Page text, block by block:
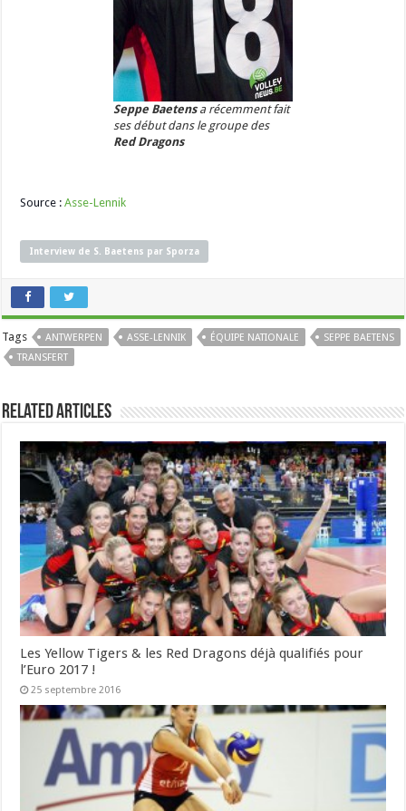
Seppe Baetensa récemment fait
ses début dans le groupe des
Red Dragons
Source :Asse-Lennik
Interview de S. Baetens par Sporza
Tags ANTWERPEN ASSE-LENNIK ÉQUIPE NATIONALE
SEPPE BAETENS
TRANSFERT
Related Articles
Les Yellow Tigers & les Red Dragons déjà qualifiés pour
l’Euro 2017 !
25 septembre 2016